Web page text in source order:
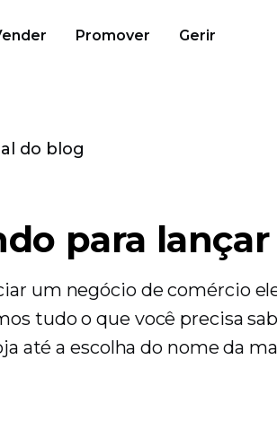
Promover Gerir
do blog
para lançar
um negócio de comércio
tudo o que você precisa
até a escolha do nome da